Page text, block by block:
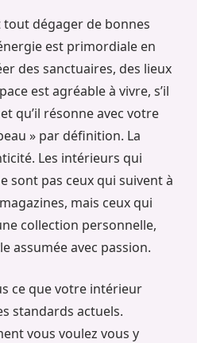
dégager de bonnes
est primordiale en
des sanctuaires, des lieux
est agréable à vivre, s’il
qu’il résonne avec votre
» par définition. La
Les intérieurs qui
sont pas ceux qui suivent à
mais ceux qui
collection personnelle,
assumée avec passion.
ce que votre intérieur
standards actuels.
vous voulez vous y